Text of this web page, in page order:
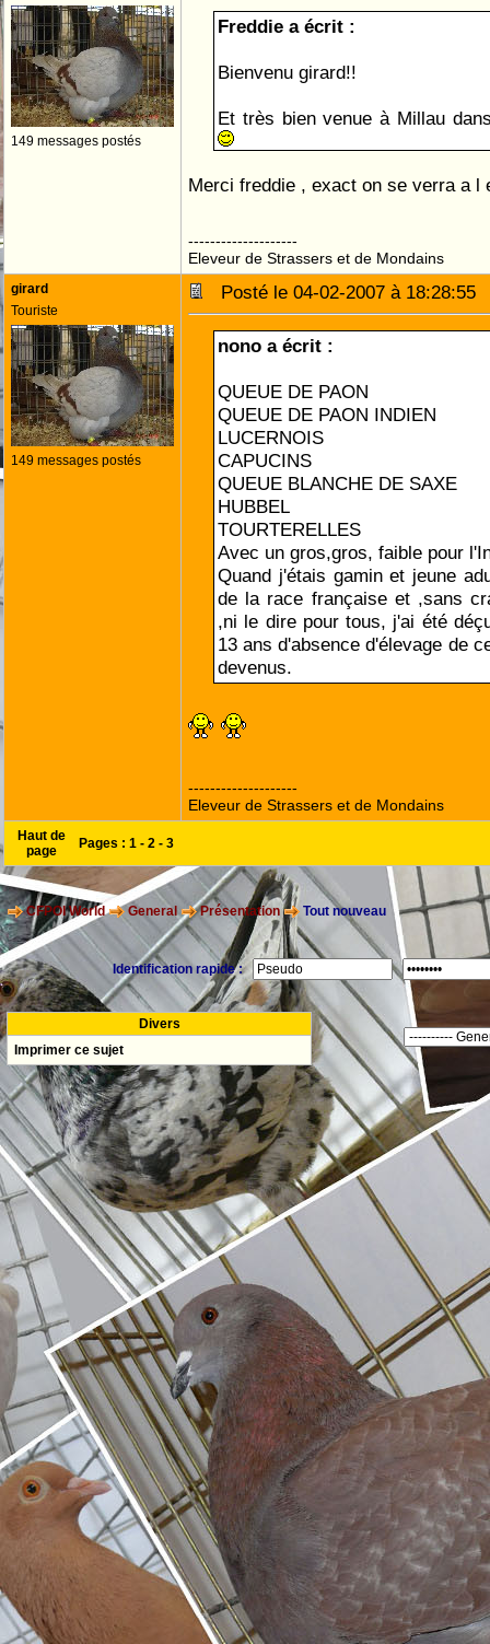
149 messages postés
Freddie a écrit :
Bienvenu girard!!
Et très bien venue à Millau
Merci freddie , exact on se verra a
--------------------
Eleveur de Strassers et de Mondains
girard
Touriste
149 messages postés
Posté le 04-02-2007 à
nono a écrit :
QUEUE DE PAON
QUEUE DE PAON INDIEN
LUCERNOIS
CAPUCINS
QUEUE BLANCHE DE SAXE
HUBBEL
TOURTERELLES
Avec un gros,gros, faible pour
Quand j'étais gamin et jeune
de la race française et ,sans
,ni le dire pour tous, j'ai été
13 ans d'absence d'élevage de
devenus.
--------------------
Eleveur de Strassers et de Mondains
Haut de
page
Pages : 1 - 2 - 3
CFPOI World General Présentation Tout nouveau
Identification rapide :
Divers
Imprimer ce sujet